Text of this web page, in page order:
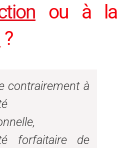
ou à la
?
contrairement à
forfaitaire de